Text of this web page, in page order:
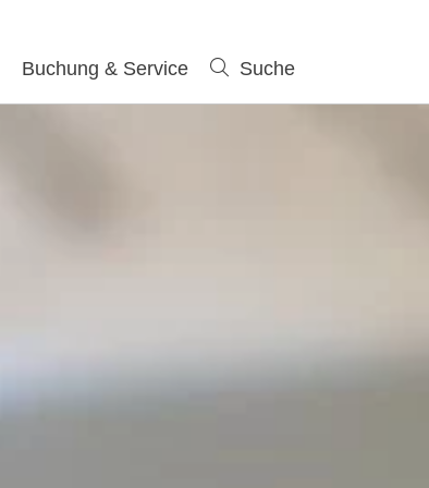
Buchung & Service Suche